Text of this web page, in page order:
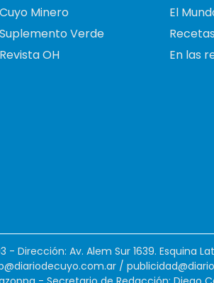
Cuyo Minero
Suplemento Verde
Revista OH
El
En las
- Dirección: Av. Alem Sur 1639. Esquina
/